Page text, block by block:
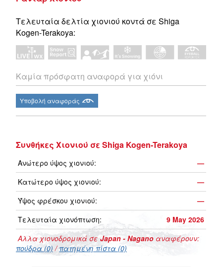
Τελευταία δελτία χιονιού κοντά σε Shiga
Kogen-Terakoya:
Καμία πρόσφατη αναφορά για χιόνι
Υποβολή αναφοράς
Συνθήκες Χιονιού σε Shiga Kogen-Terakoya
Ανώτερο ύψος χιονιού:
—
Κατώτερο ύψος χιονιού:
—
Ύψος φρέσκου χιονιού:
—
Τελευταία χιονόπτωση:
9 May 2026
Αλλα χιονοδρομικά σεJapan - Nagano αναφέρουν:
πούδρα (0) /πατημένη πίστα (0)